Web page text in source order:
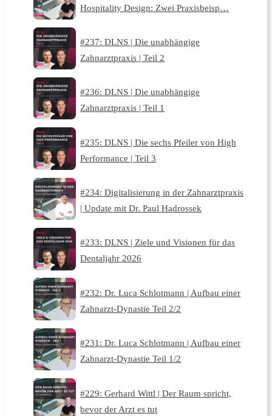
Hospitality Design: Zwei Praxisbeisp…
#237: DLNS | Die unabhängige
Zahnarztpraxis | Teil 2
#236: DLNS | Die unabhängige
Zahnarztpraxis | Teil 1
#235: DLNS | Die sechs Pfeiler von High
Performance | Teil 3
#234: Digitalisierung in der Zahnarztpraxis
| Update mit Dr. Paul Hadrossek
#233: DLNS | Ziele und Visionen für das
Dentaljahr 2026
#232: Dr. Luca Schlotmann | Aufbau einer
Zahnarzt-Dynastie Teil 2/2
#231: Dr. Luca Schlotmann | Aufbau einer
Zahnarzt-Dynastie Teil 1/2
#229: Gerhard Wittl | Der Raum spricht,
bevor der Arzt es tut